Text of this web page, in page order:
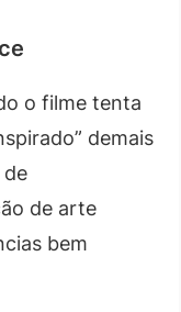
o filme tenta
demais
de
de arte
bem